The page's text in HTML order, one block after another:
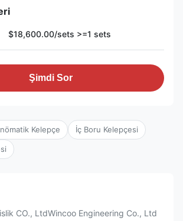
$18,600.00/sets >=1 sets
Şimdi Sor
Kelepçe İç Boru Kelepçesi
CO., LtdWincoo Engineering Co., Ltd